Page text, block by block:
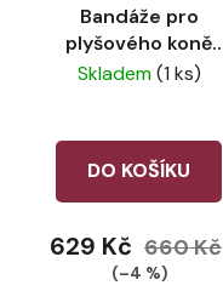
Bandáže pro
plyšového koně
LeMieux Mallow
Skladem(1 ks)
DO KOŠÍKU
629 Kč 660 Kč
(–4 %)